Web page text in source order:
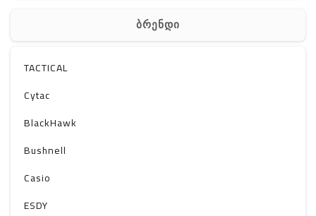
სხვა
Off-Road
ბრენდი
TACTICAL
Cytac
BlackHawk
Bushnell
Casio
ESDY